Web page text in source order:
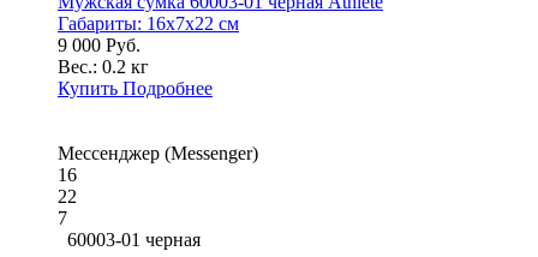
Габариты: 16x7x22 см
9 000 Руб.
Вес.: 0.2 кг
Купить Подробнее
Мессенджер (Messenger)
16
22
7
60003-01 черная